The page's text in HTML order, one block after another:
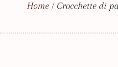
Home / Crocchette di